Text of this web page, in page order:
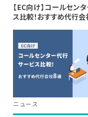
【EC向け】コールセン
ス比較！おすすめ代行
ニュース